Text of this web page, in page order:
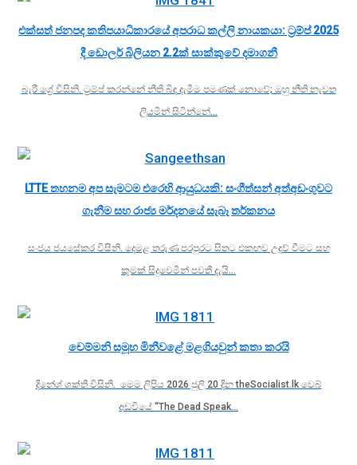
එක්සත් ජනපද කතිපයාධිකාරයේ අපරාධ කල්ලි නායකයා: ට්‍රම්ප් 2025
දී ඩොලර් බිලියන 2.2ක් සාක්කුවේ දමාගනී
බැරී ග්‍රේ විසිනි. ට්‍රම්ප් කරන්නේ නීති බිඳ දැමීම පමණක් නොවේ; ඔහු නීති නැවත
ලියමින් සිටින්නේ…
LTTE තහනම අප සැමටම එරෙහි ආයුධයකි: සංගීත්සන් අත්අඩංගුවට
ගැනීම සහ රාජ්‍ය මර්දනයේ සැබෑ තර්කනය
සංජය ජයසේකර විසිනි. දෙමළ තරුණ පරපුරට සිතට එකඟව උදව් වීමට සහ
කුමක් සිදුවෙමින් පවතී දැයි…
චෙම්මනි සමූහ මිනීවළේ මළගියවුන් කතා කරයි
දිනේශ් ශක්ති විසිනි. මෙම ලිපිය 2026 ජුලි 20 දින theSocialist.lk වෙබ්
අඩවියේ “The Dead Speak…